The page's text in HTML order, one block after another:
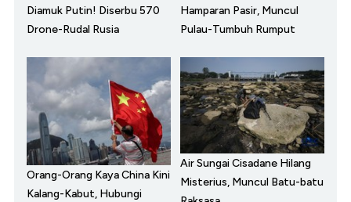
Diamuk Putin! Diserbu 570
Drone-Rudal Rusia
Hamparan Pasir, Muncul
Pulau-Tumbuh Rumput
Orang-Orang Kaya China Kini
Kalang-Kabut, Hubungi
Air Sungai Cisadane Hilang
Misterius, Muncul Batu-batu